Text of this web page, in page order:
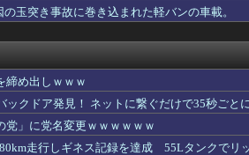
れが凄まじい状況だ」
アアアアーーーーー！！
)をしてた模様wwwwwwww...
玉突き事故に巻き込まれた軽バンの車載。
締め出しｗｗｗ
ックドア発見！ ネットに繋ぐだけで35秒ごと
党」に党名変更ｗｗｗｗｗｗ
走行しギネス記録を達成 55Lタンクでリ